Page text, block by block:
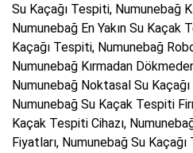
Su Kaçağı Tespiti, Numunebağ
Numunebağ En Yakın Su Kaçak
Kaçağı Tespiti, Numunebağ
Numunebağ Kırmadan
Numunebağ Noktasal Su
Numunebağ Su Kaçak Tespiti
Kaçak Tespiti Cihazı,
Fiyatları, Numunebağ Su Kaçağı